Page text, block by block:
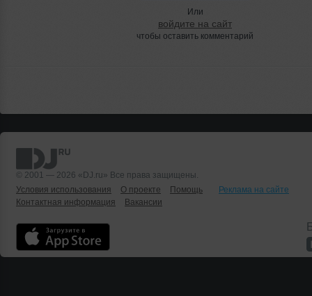
Или
войдите на сайт
чтобы оставить комментарий
© 2001 — 2026 «DJ.ru» Все права защищены.
Условия использования
О проекте Помощь
Реклама на сайте
Контактная информация
Вакансии